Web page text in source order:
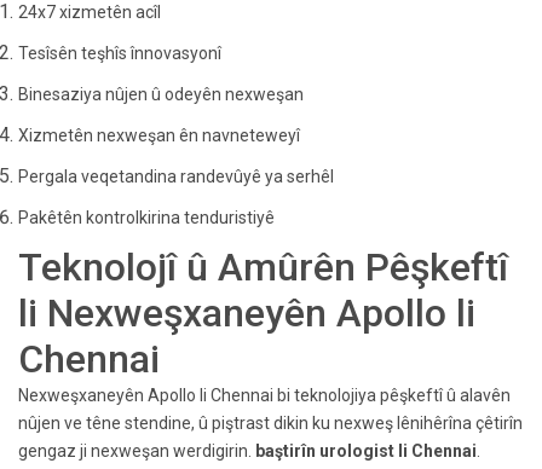
24x7 xizmetên acîl
Tesîsên teşhîs înnovasyonî
Binesaziya nûjen û odeyên nexweşan
Xizmetên nexweşan ên navneteweyî
Pergala veqetandina randevûyê ya serhêl
Pakêtên kontrolkirina tenduristiyê
Teknolojî û Amûrên Pêşkeftî
li Nexweşxaneyên Apollo li
Chennai
Nexweşxaneyên Apollo li Chennai bi teknolojiya pêşkeftî û alavên
nûjen ve têne stendine, û piştrast dikin ku nexweş lênihêrîna çêtirîn
gengaz ji nexweşan werdigirin.
baştirîn urologist li Chennai